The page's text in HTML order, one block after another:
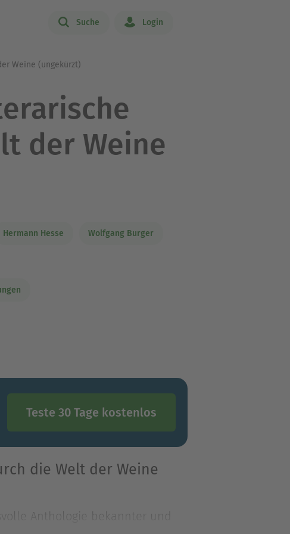
Suche Login
Weine (ungekürzt)
der Weine
Hermann Hesse Wolfgang Burger
Teste 30 Tage kostenlos
die Welt der Weine
Anthologie bekannter und